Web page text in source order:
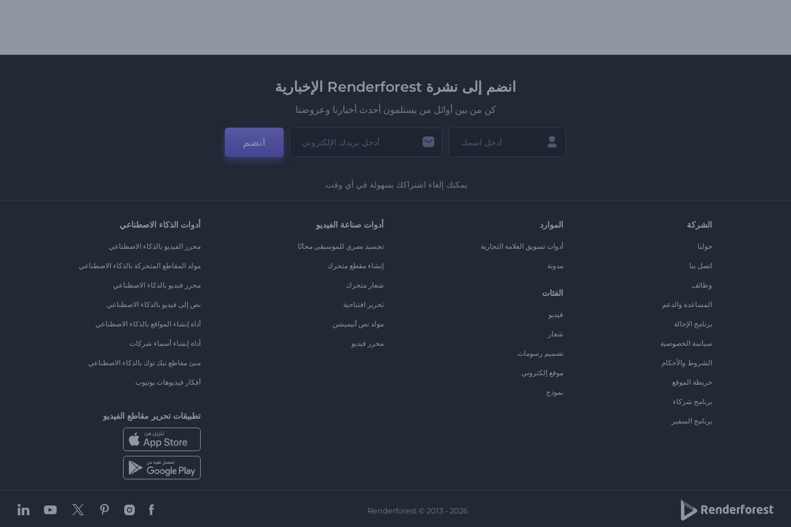
انضم إلى نشرة Renderforest الإخبارية
كن من بين أوائل من يستلمون أحدث أخبارنا وعروضنا
انضم
يمكنك إلغاء اشتراكك بسهولة في أي وقت.
الشركة
حولنا
اتصل بنا
وظائف
المساعدة والدعم
برنامج الإحالة
سياسة الخصوصية
الشروط والأحكام
خريطة الموقع
برنامج شركاء
برنامج السفير
الموارد
أدوات تسويق العلامة التجارية
مدونة
الفئات
فيديو
شعار
تصميم رسومات
موقع إلكتروني
نموذج
أدوات صناعة الفيديو
تجسيد بصري للموسيقى مجانًا
إنشاء مقطع متحرك
شعار متحرك
تحرير افتتاحية
مولد نص أنيميشن
محرر فيديو
أدوات الذكاء الاصطناعي
محرر الفيديو بالذكاء الاصطناعي
مولد المقاطع المتحركة بالذكاء الاصطناعي
محرر فيديو بالذكاء الاصطناعي
نص إلى فيديو بالذكاء الاصطناعي
أداة إنشاء المواقع بالذكاء الاصطناعي
أداة إنشاء أسماء شركات
منئ مقاطع تيك توك بالذكاء الاصطناعي
أفكار فيديوهات يوتيوب
تطبيقات تحرير مقاطع الفيديو
Renderforest © 2013 - 2026